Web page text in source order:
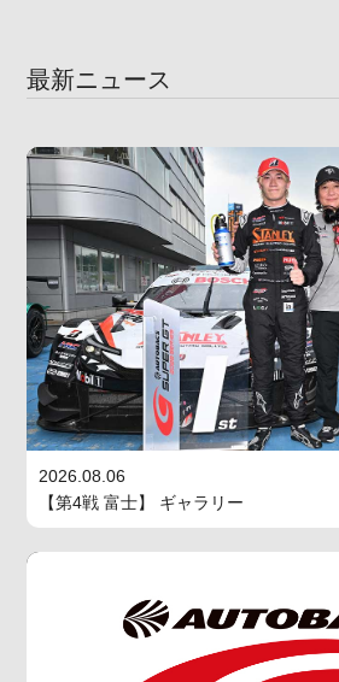
最新ニュース
2026.08.06
【第4戦 富士】 ギャラリー